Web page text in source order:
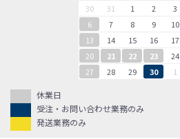
30 31 1 2 3
6
7 8 9 10
13
14 15 16 17
20
21 22 23 24
27
28 29 30 1
休業日
受注・お問い合わせ業務のみ
発送業務のみ